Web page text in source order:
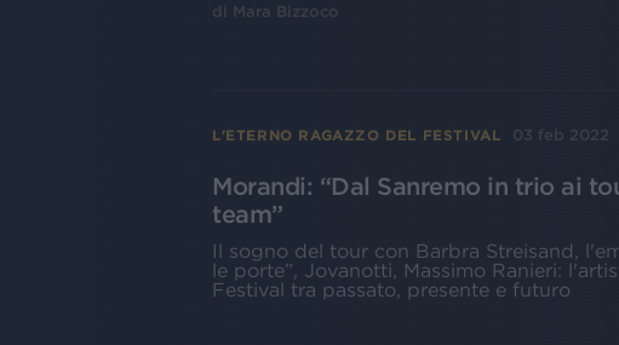
di Mara Bizzoco
L'ETERNO RAGAZZO DEL FESTIVAL 03 feb 2022
Morandi: “Dal Sanremo in trio ai
team”
Il sogno del tour con Barbra Streisand,
le porte”, Jovanotti, Massimo Ranieri:
Festival tra passato, presente e futuro